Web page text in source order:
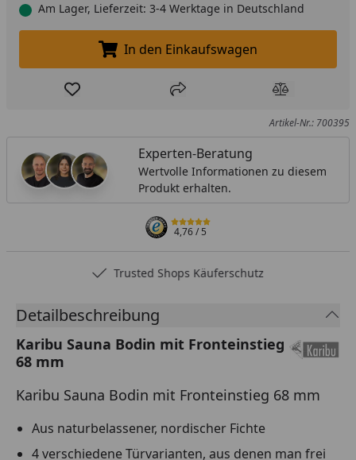
Am Lager, Lieferzeit: 3-4 Werktage in Deutschland
In den Einkaufswagen legen
In den Einkaufswagen
Produkt zur Wunschliste hinzufügen
Teilen Produkt
Artikel-Nr.: 700395
Experten-Beratung
Wertvolle Informationen zu diesem
Produkt erhalten.
4,76/ 5
Trusted Shops Käuferschutz
Detailbeschreibung
Karibu Sauna Bodin mit Fronteinstieg
68 mm
Karibu Sauna Bodin mit Fronteinstieg 68 mm
Aus naturbelassener, nordischer Fichte
4 verschiedene Türvarianten, aus denen man frei